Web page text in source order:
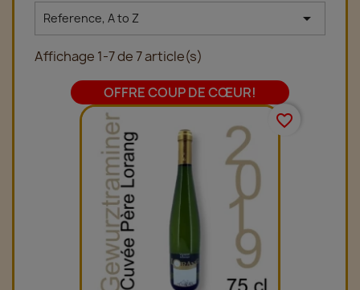
Reference, A to Z 
Affichage 1-7 de 7 article(s)
OFFRE COUP DE CŒUR!
favorite_border